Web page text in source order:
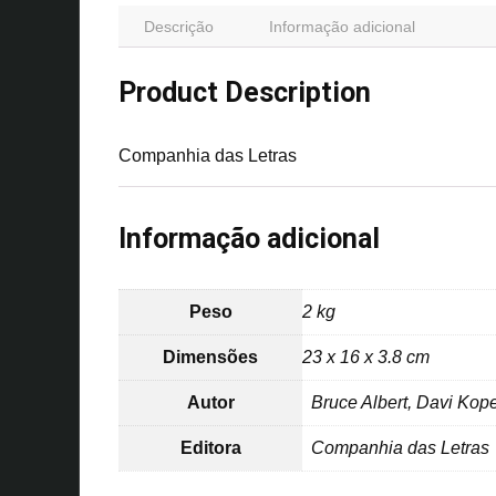
Descrição Informação adicional
Product Description
Companhia das Letras
Informação adicional
Peso 2 kg
Dimensões 23 x 16 x 3.8 cm
Autor Bruce Albert, Davi
Editora Companhia das Letras